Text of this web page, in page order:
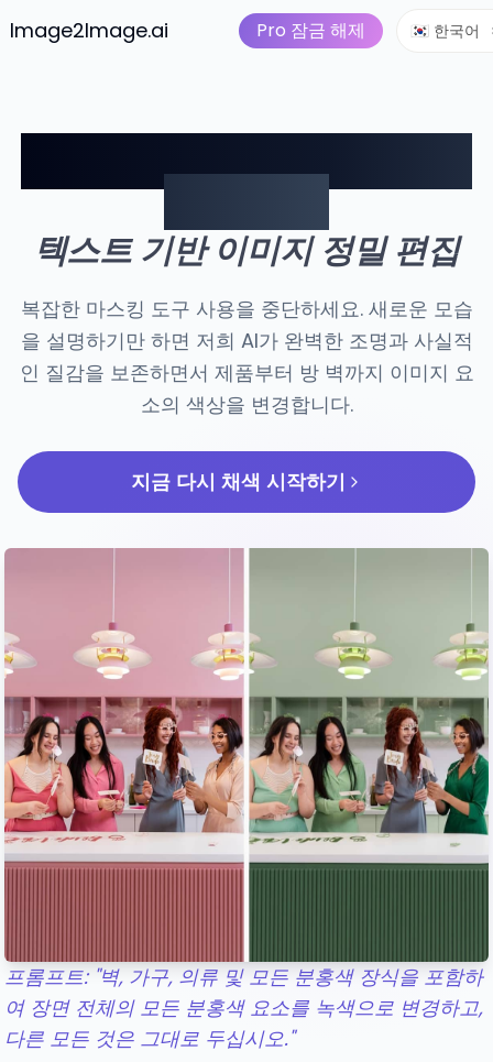
Image2Image.ai
도구 AI 이미지 스위트 이미지를 비디오로 가격
Pro 잠금 해제 🇰🇷 한국어
AI 프롬프트로 이미지 색상
텍스트 기반 이미지 정밀 편집
복잡한 마스킹 도구 사용을 중단하세요. 새로운 모습
을 설명하기만 하면 저희 AI가 완벽한 조명과 사실적
인 질감을 보존하면서 제품부터 방 벽까지 이미지 요
소의 색상을 변경합니다.
지금 다시 채색 시작하기
프롬프트: "벽, 가구, 의류 및 모든 분홍색 장식을 포함하
여 장면 전체의 모든 분홍색 요소를 녹색으로 변경하고,
다른 모든 것은 그대로 두십시오."